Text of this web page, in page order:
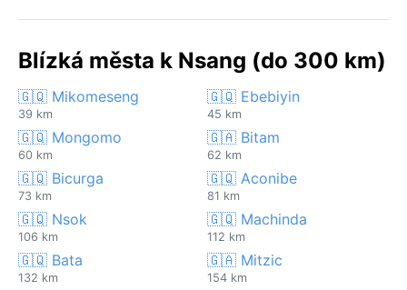
Blízká města k Nsang (do 300 km)
🇬🇶 Mikomeseng
39 km
🇬🇶 Ebebiyin
45 km
🇬🇶 Mongomo
60 km
🇬🇦 Bitam
62 km
🇬🇶 Bicurga
73 km
🇬🇶 Aconibe
81 km
🇬🇶 Nsok
106 km
🇬🇶 Machinda
112 km
🇬🇶 Bata
132 km
🇬🇦 Mitzic
154 km